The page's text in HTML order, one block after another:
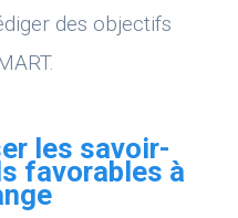
des objectifs
les savoir-
favorables à